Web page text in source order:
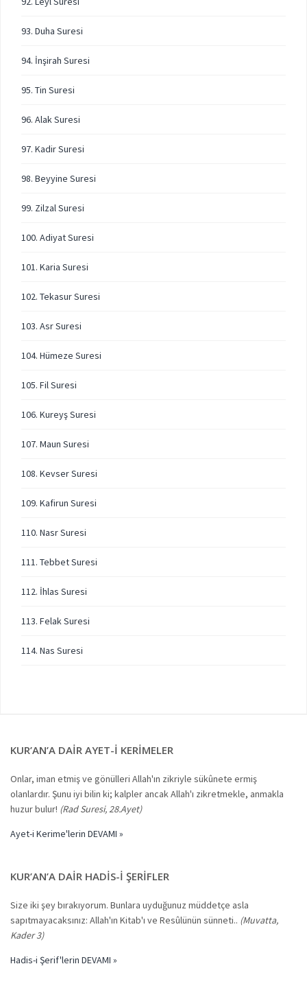
93. Duha Suresi
94. İnşirah Suresi
95. Tin Suresi
96. Alak Suresi
97. Kadir Suresi
98. Beyyine Suresi
99. Zilzal Suresi
100. Adiyat Suresi
101. Karia Suresi
102. Tekasur Suresi
103. Asr Suresi
104. Hümeze Suresi
105. Fil Suresi
106. Kureyş Suresi
107. Maun Suresi
108. Kevser Suresi
109. Kafirun Suresi
110. Nasr Suresi
111. Tebbet Suresi
112. İhlas Suresi
113. Felak Suresi
114. Nas Suresi
KUR’AN’A DAIR AYET-I KERIMELER
Onlar, iman etmiş ve gönülleri Allah'ın zikriyle sükûnete ermiş
olanlardır. Şunu iyi bilin ki; kalpler ancak Allah'ı zikretmekle, anmakla
huzur bulur! (Rad Suresi, 28.Ayet)
Ayet-i Kerime'lerin DEVAMI »
KUR’AN’A DAIR HADIS-I ŞERIFLER
Size iki şey bırakıyorum. Bunlara uyduğunuz müddetçe asla
sapıtmayacaksınız: Allah'ın Kitab'ı ve Resûlünün sünneti.. (Muvatta,
Kader 3)
Hadis-i Şerif'lerin DEVAMI »